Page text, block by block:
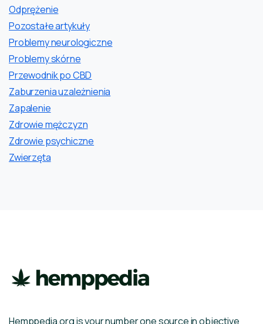
Odprężenie
Pozostałe artykuły
Problemy neurologiczne
Problemy skórne
Przewodnik po CBD
Zaburzenia uzależnienia
Zapalenie
Zdrowie mężczyzn
Zdrowie psychiczne
Zwierzęta
Hemppedia.org is your number one source in objective